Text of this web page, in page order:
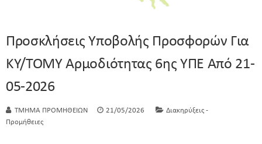
Προσκλήσεις Υποβολής Προσφορών Για
ΚΥ/ΤΟΜΥ Αρμοδιότητας 6ης ΥΠΕ Από 21-
05-2026
ΤΜΗΜΑ ΠΡΟΜΗΘΕΙΩΝ 21/05/2026
Διακηρύξεις -
Προμήθειες